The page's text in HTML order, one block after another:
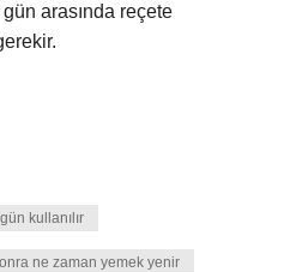
arasında reçete
kullanılır
ne zaman yemek yenir